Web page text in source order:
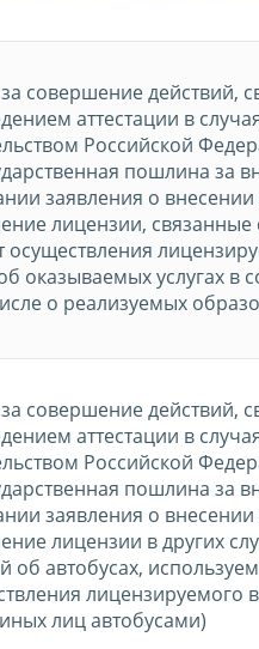
совершение действий,
аттестации в
Российской
пошлина за
заявления о
лицензии,
осуществления
оказываемых услугах в
о реализуемых
совершение действий,
аттестации в
Российской
пошлина за
заявления о
лицензии в других
об автобусах,
лицензируемого
лиц автобусами)